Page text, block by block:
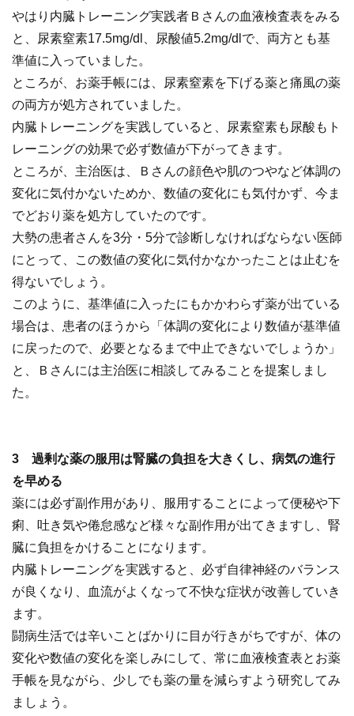
やはり内臓トレーニング実践者Ｂさんの血液検査表をみる
と、尿素窒素17.5mg/dl、尿酸値5.2mg/dlで、両方とも基
準値に入っていました。
ところが、お薬手帳には、尿素窒素を下げる薬と痛風の薬
の両方が処方されていました。
内臓トレーニングを実践していると、尿素窒素も尿酸もト
レーニングの効果で必ず数値が下がってきます。
ところが、主治医は、Ｂさんの顔色や肌のつやなど体調の
変化に気付かないためか、数値の変化にも気付かず、今ま
でどおり薬を処方していたのです。
大勢の患者さんを3分・5分で診断しなければならない医師
にとって、この数値の変化に気付かなかったことは止むを
得ないでしょう。
このように、基準値に入ったにもかかわらず薬が出ている
場合は、患者のほうから「体調の変化により数値が基準値
に戻ったので、必要となるまで中止できないでしょうか」
と、Ｂさんには主治医に相談してみることを提案しまし
た。
3 過剰な薬の服用は腎臓の負担を大きくし、病気の進行
を早める
薬には必ず副作用があり、服用することによって便秘や下
痢、吐き気や倦怠感など様々な副作用が出てきますし、腎
臓に負担をかけることになります。
内臓トレーニングを実践すると、必ず自律神経のバランス
が良くなり、血流がよくなって不快な症状が改善していき
ます。
闘病生活では辛いことばかりに目が行きがちですが、体の
変化や数値の変化を楽しみにして、常に血液検査表とお薬
手帳を見ながら、少しでも薬の量を減らすよう研究してみ
ましょう。